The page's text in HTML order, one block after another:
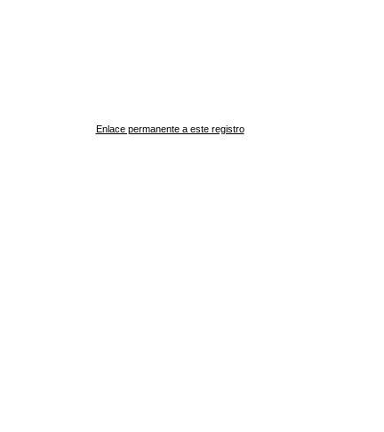
Enlace permanente a este registro